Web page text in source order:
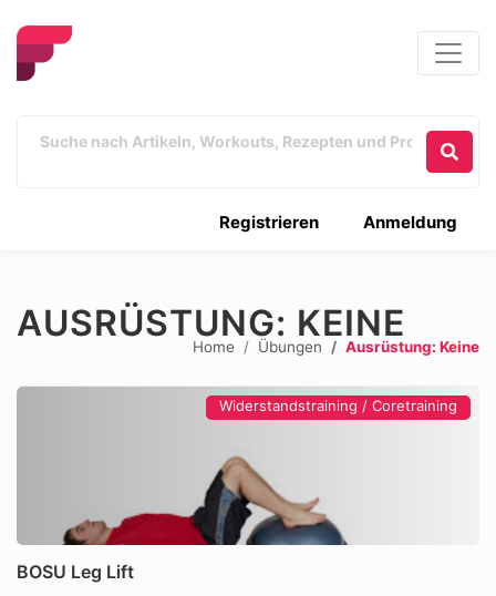
Anmeldung
Registrieren
AUSRÜSTUNG: KEINE
Home Übungen Ausrüstung: Keine
Widerstandstraining / Coretraining
BOSU Leg Lift